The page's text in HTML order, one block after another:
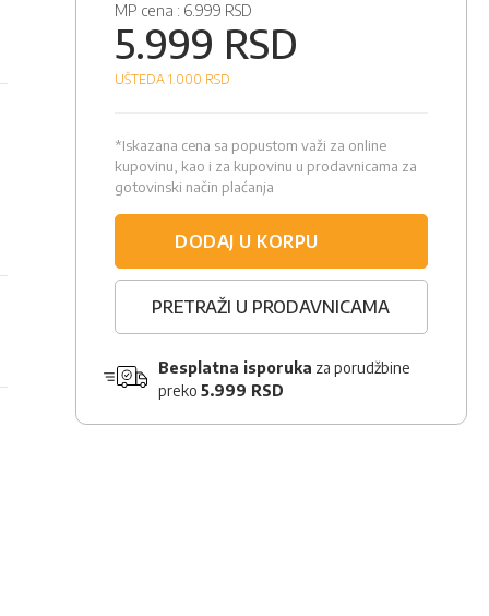
MP cena : 6.999 RSD
5.999 RSD
UŠTEDA 1.000 RSD
*Iskazana cena sa popustom važi za online
kupovinu, kao i za kupovinu u prodavnicama za
gotovinski način plaćanja
DODAJ U KORPU
PRETRAŽI U PRODAVNICAMA
Besplatna isporuka za porudžbine
preko 5.999 RSD